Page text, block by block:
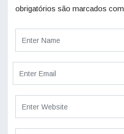
obrigatórios são marcados com